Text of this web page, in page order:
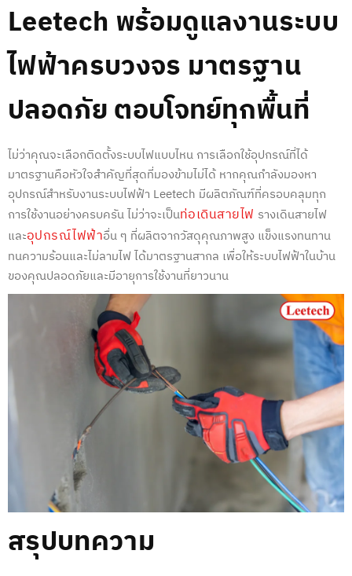
Leetech พร้อมดูแลงานระบบ
ไฟฟ้าครบวงจร มาตรฐาน
ปลอดภัย ตอบโจทย์ทุกพื้นที่
ไม่ว่าคุณจะเลือกติดตั้งระบบไฟแบบไหน การเลือกใช้อุปกรณ์ที่ได้
มาตรฐานคือหัวใจสำคัญที่สุดที่มองข้ามไม่ได้ หากคุณกำลังมองหา
อุปกรณ์สำหรับงานระบบไฟฟ้า Leetech มีผลิตภัณฑ์ที่ครอบคลุมทุก
การใช้งานอย่างครบครัน ไม่ว่าจะเป็นท่อเดินสายไฟ รางเดินสายไฟ
และอุปกรณ์ไฟฟ้าอื่น ๆ ที่ผลิตจากวัสดุคุณภาพสูง แข็งแรงทนทาน
ทนความร้อนและไม่ลามไฟ ได้มาตรฐานสากล เพื่อให้ระบบไฟฟ้าในบ้าน
ของคุณปลอดภัยและมีอายุการใช้งานที่ยาวนาน
สรุปบทความ